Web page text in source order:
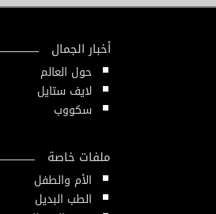
أخبار الجمال
حول العالم
لايف ستايل
سكووب
ملفات خاصة
الأم والطفل
الطب البديل